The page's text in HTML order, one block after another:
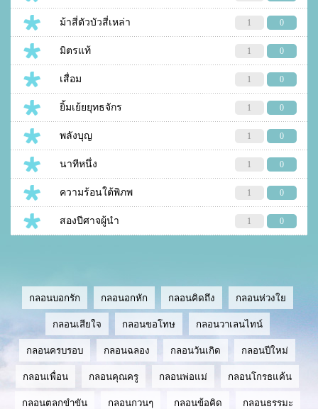
ม้าสี่ตัวบัวสี่เหล่า 1 0
มิตรแท้ 1 0
เสื่อม 1 0
ยิ้มเย้ยยุทธจักร 1 0
พลังบุญ 1 0
นาทีหนึ่ง 1 0
ความร้อนใต้พิภพ 1 0
สองปีศาจผู้นำ 1 0
กลอนบอกรัก กลอนอกหัก กลอนคิดถึง กลอนห่วงใย
กลอนเสียใจ กลอนขอโทษ กลอนวาเลนไทน์
กลอนครบรอบ กลอนฉลอง กลอนวันเกิด กลอนปีใหม่
กลอนเพื่อน กลอนคุณครู กลอนพ่อแม่ กลอนโกรธแค้น
กลอนตลกขำขัน กลอนกวนๆ กลอนข้อคิด กลอนธรรมะ